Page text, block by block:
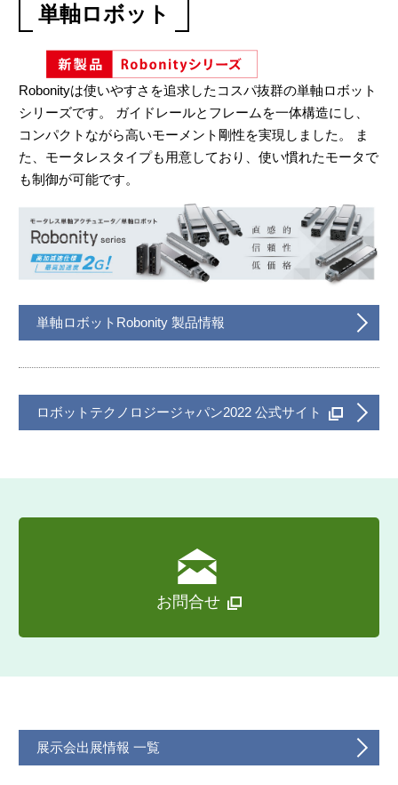
単軸ロボット
Robonityは使いやすさを追求したコスパ抜群の単軸ロボット
シリーズです。 ガイドレールとフレームを一体構造にし、
コンパクトながら高いモーメント剛性を実現しました。 ま
た、モータレスタイプも用意しており、使い慣れたモータで
も制御が可能です。
単軸ロボットRobonity 製品情報
ロボットテクノロジージャパン2022 公式サイト
お問合せ
展示会出展情報 一覧